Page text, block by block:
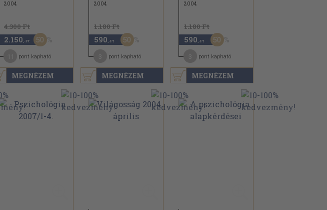
MEGNÉZEM
2004
4.300 Ft
2.150 ,-Ft 50
pont kapható
MEGNÉZEM
2004
1.180 Ft
590 ,-Ft 50
pont kapható
MEGNÉZEM
2004
1.180 Ft
590 ,-Ft 50
pont kapható